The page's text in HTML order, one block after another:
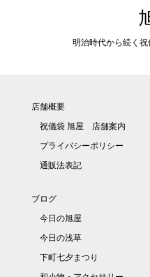
明治時代から続く祝
店舗概要
祝儀袋 旭屋 店舗案内
プライバシーポリシー
通販法表記
ブログ
今日の旭屋
今日の浅草
下町七夕まつり